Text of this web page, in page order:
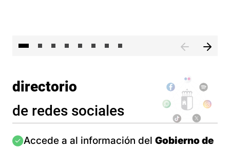
directorio
de redes sociales
Imagen
Accede a al información del Gobierno de